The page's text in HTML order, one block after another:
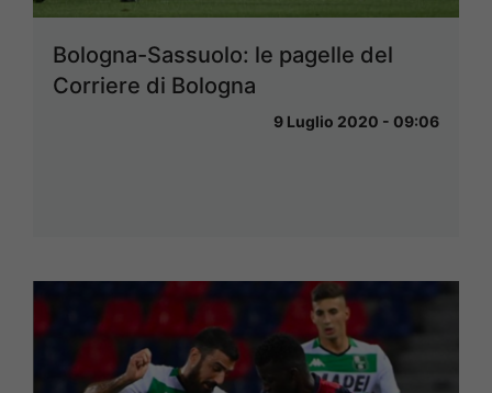
Bologna-Sassuolo: le pagelle del
Corriere di Bologna
9 Luglio 2020 - 09:06